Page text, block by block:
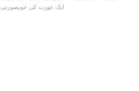
ایک عورت کی خوبصورتی